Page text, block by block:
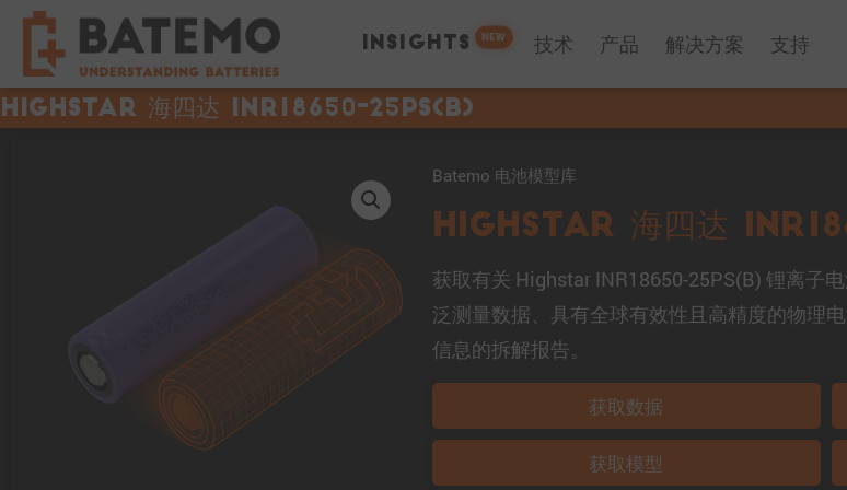
INSIGHTS NEW 技术 产品 解决方案 支持
Highstar 海四达 INR18650-25PS(B)
Batemo 电池模型库
Highstar 海四达
获取有关 Highstar INR18650-25PS(B) 锂离子
泛测量数据、具有全球有效性且高精度的物理
信息的拆解报告。
获取数据
获取模型